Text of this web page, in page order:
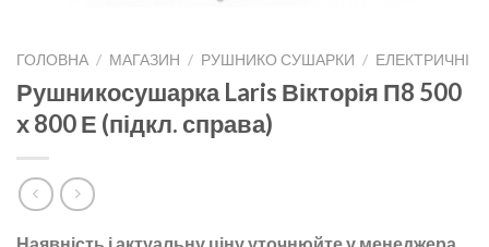
ГОЛОВНА / МАГАЗИН / РУШНИКО СУШАРКИ / ЕЛЕКТРИЧНІ
Рушникосушарка Laris Вікторія П8 500
х 800 Е (підкл. справа)
Наявність і актуальну ціну уточнюйте у менеджера